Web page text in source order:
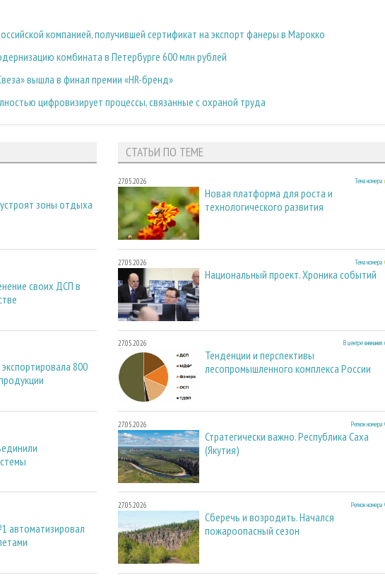
компанией, получившей сертификат на экспорт фанеры в Марокко
комбината в Петербурге 600 млн рублей
вышла в финал премии «HR-бренд»
цифровизирует процессы, связанные с охраной труда
зоны отдыха
своих ДСП в
800
автоматизировал
СТАТЬИ ПО ТЕМЕ
27.05.2026 Тема номера
Новая платформа для роста и
технологического развития
27.05.2026 Тема номера
Национальный проект. Хроника событий
27.05.2026 В центре внимания
Тенденции и перспективы
лесопромышленного комплекса России
27.05.2026 Регион номера
Стратегически важно. Республика Саха
(Якутия)
27.05.2026 Регион номера
Сберечь и возродить. Начался
пожароопасный сезон